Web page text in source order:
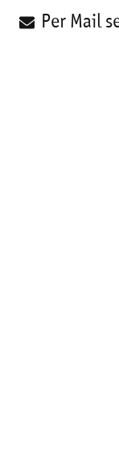
Per Mail